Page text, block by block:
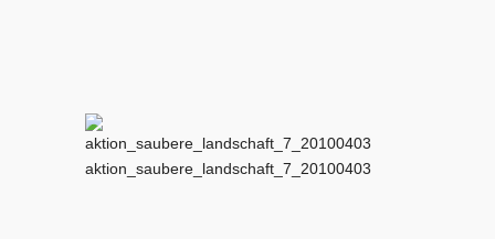
aktion_saubere_landschaft_7_20100403